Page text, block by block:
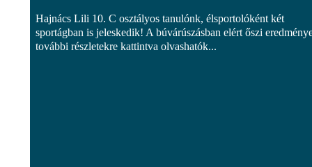
Hajnács Lili 10. C osztályos tanulónk, élsportolóként két
sportágban is jeleskedik! A búvárúszásban elért őszi
további részletekre kattintva olvashatók...